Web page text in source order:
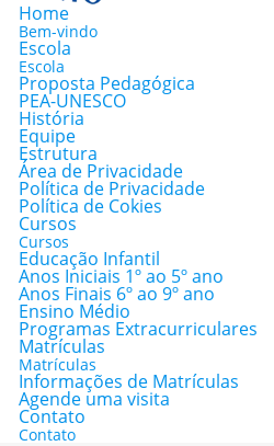
Home
Bem-vindo
Escola
Escola
Proposta Pedagógica
PEA-UNESCO
História
Equipe
Estrutura
Área de Privacidade
Política de Privacidade
Política de Cokies
Cursos
Cursos
Educação Infantil
Anos Iniciais 1º ao 5º ano
Anos Finais 6º ao 9º ano
Ensino Médio
Programas Extracurriculares
Matrículas
Matrículas
Informações de Matrículas
Agende uma visita
Contato
Contato